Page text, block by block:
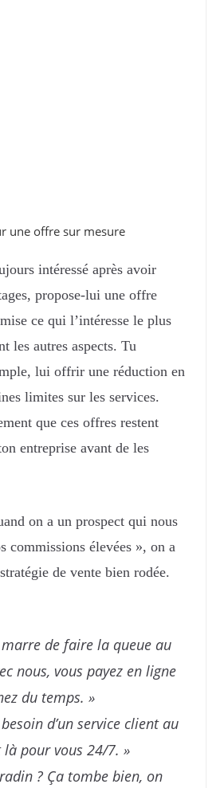
une offre sur mesure
intéressé après avoir
propose-lui une offre
ce qui l’intéresse le plus
les autres aspects. Tu
lui offrir une réduction en
limites sur les services.
que ces offres restent
entreprise avant de les
on a un prospect qui nous
commissions élevées », on a
de vente bien rodée.
marre de faire la queue au
nous, vous payez en ligne
du temps. »
d’un service client au
là pour vous 24/7. »
? Ça tombe bien, on